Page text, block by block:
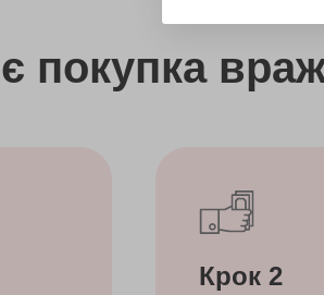
покупка
Крок 2